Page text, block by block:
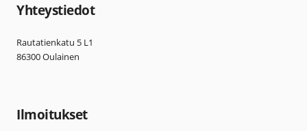
Yhteystiedot
Rautatienkatu 5 L1
86300 Oulainen
Ilmoitukset